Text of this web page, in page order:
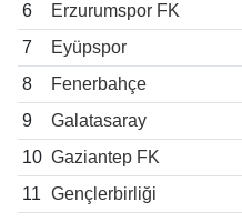
6
Erzurumspor FK
7
Eyüpspor
8
Fenerbahçe
9
Galatasaray
10 Gaziantep FK
11 Gençlerbirliği